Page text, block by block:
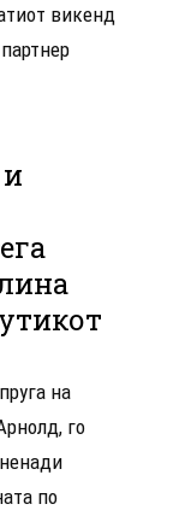
викенд
на
го
по